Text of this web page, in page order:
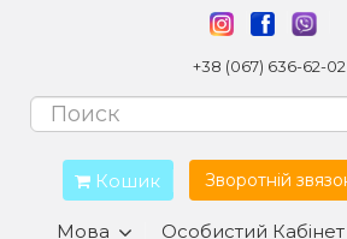
+38 (067) 636-62-02
Кошик Зворотній
Мова Особистий Кабінет